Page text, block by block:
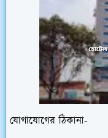
যোগাযোগের ঠিকানা-